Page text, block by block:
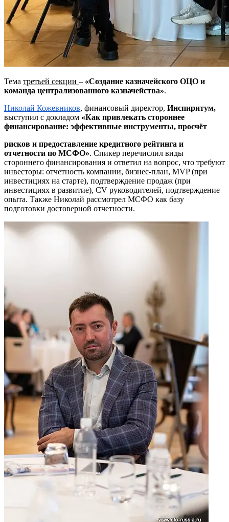
Тема третьей секции – «Создание казначейского ОЦО и
команда централизованного казначейства».
Николай Кожевников, финансовый директор, Инспиритум,
выступил с докладом «Как привлекать стороннее
финансирование: эффективные инструменты, просчёт
рисков и предоставление кредитного рейтинга и
отчетности по МСФО». Спикер перечислил виды
стороннего финансирования и ответил на вопрос, что требуют
инвесторы: отчетность компании, бизнес-план, MVP (при
инвестициях на старте), подтверждение продаж (при
инвестициях в развитие), CV руководителей, подтверждение
опыта. Также Николай рассмотрел МСФО как базу
подготовки достоверной отчетности.